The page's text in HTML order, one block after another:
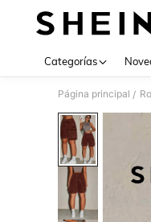
Categorías
Página principal /